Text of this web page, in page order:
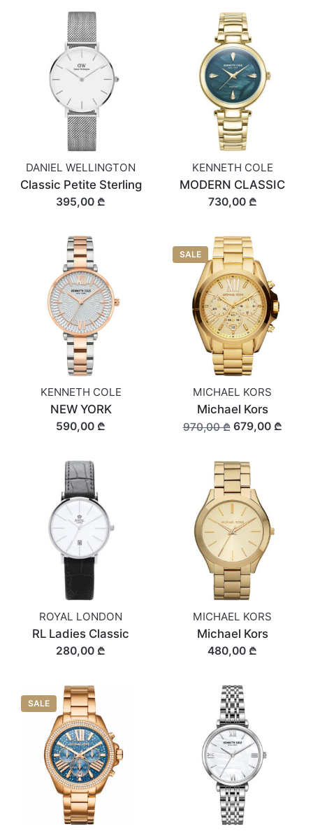
DANIEL WELLINGTON
Classic Petite Sterling
395,00 ₾
KENNETH COLE
MODERN CLASSIC
730,00 ₾
KENNETH COLE
NEW YORK
590,00 ₾
SALE
MICHAEL KORS
Michael Kors
970,00 ₾679,00 ₾
ROYAL LONDON
RL Ladies Classic
280,00 ₾
MICHAEL KORS
Michael Kors
480,00 ₾
SALE